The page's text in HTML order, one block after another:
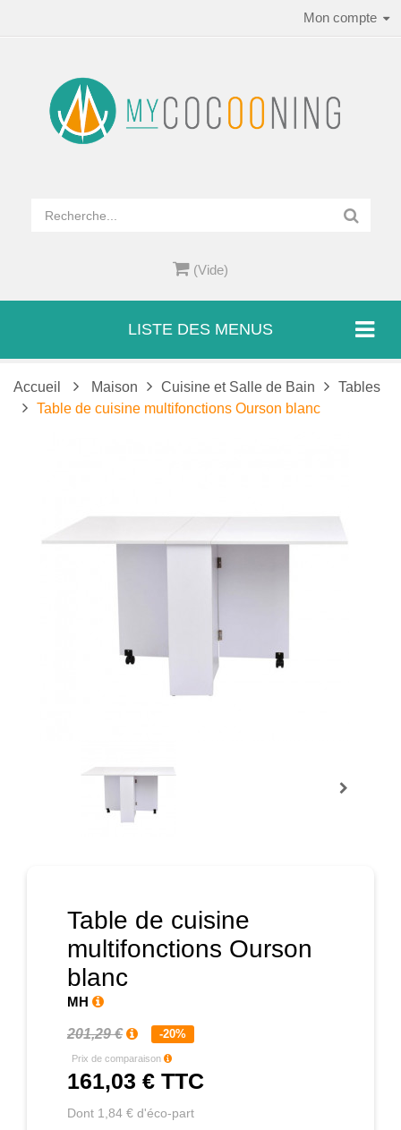
Mon compte
(Vide)
LISTE DES MENUS
Accueil Maison Cuisine et Salle de Bain
Tables
Table de cuisine multifonctions Ourson blanc
Table de cuisine
multifonctions Ourson
blanc
MH
201,29 € -20%
Prix de comparaison
161,03 € TTC
Dont 1,84 € d'éco-part